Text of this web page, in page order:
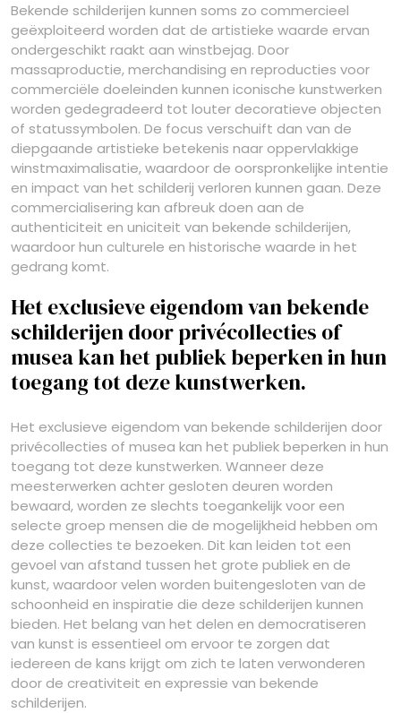
Bekende schilderijen kunnen soms zo commercieel
geëxploiteerd worden dat de artistieke waarde ervan
ondergeschikt raakt aan winstbejag. Door
massaproductie, merchandising en reproducties voor
commerciële doeleinden kunnen iconische kunstwerken
worden gedegradeerd tot louter decoratieve objecten
of statussymbolen. De focus verschuift dan van de
diepgaande artistieke betekenis naar oppervlakkige
winstmaximalisatie, waardoor de oorspronkelijke intentie
en impact van het schilderij verloren kunnen gaan. Deze
commercialisering kan afbreuk doen aan de
authenticiteit en uniciteit van bekende schilderijen,
waardoor hun culturele en historische waarde in het
gedrang komt.
Het exclusieve eigendom van bekende
schilderijen door privécollecties of
musea kan het publiek beperken in hun
toegang tot deze kunstwerken.
Het exclusieve eigendom van bekende schilderijen door
privécollecties of musea kan het publiek beperken in hun
toegang tot deze kunstwerken. Wanneer deze
meesterwerken achter gesloten deuren worden
bewaard, worden ze slechts toegankelijk voor een
selecte groep mensen die de mogelijkheid hebben om
deze collecties te bezoeken. Dit kan leiden tot een
gevoel van afstand tussen het grote publiek en de
kunst, waardoor velen worden buitengesloten van de
schoonheid en inspiratie die deze schilderijen kunnen
bieden. Het belang van het delen en democratiseren
van kunst is essentieel om ervoor te zorgen dat
iedereen de kans krijgt om zich te laten verwonderen
door de creativiteit en expressie van bekende
schilderijen.